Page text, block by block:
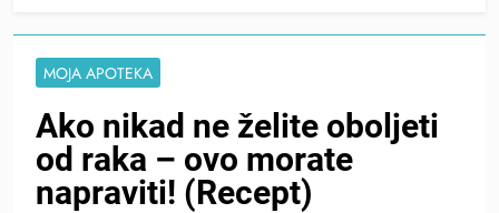
MOJA APOTEKA
Ako nikad ne želite oboljeti
od raka – ovo morate
napraviti! (Recept)